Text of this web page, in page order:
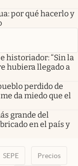
por qué hacerlo y
historiador: “Sin la
hubiera llegado a
perdido de
da miedo que el
grande del
en el país y
SEPE Precios